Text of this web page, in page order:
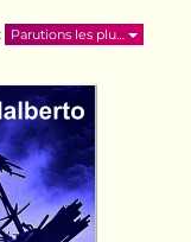
Parutions les plu…